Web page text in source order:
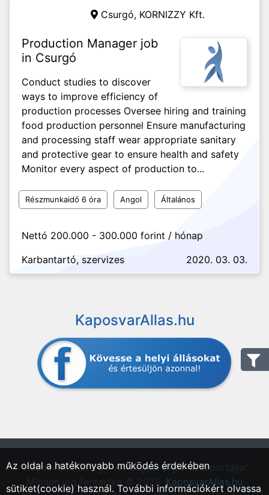
Csurgó, KORNIZZY Kft.
Production Manager job
in Csurgó
Conduct studies to discover
ways to improve efficiency of
production processes Oversee hiring and training
food production personnel Ensure manufacturing
and processing staff wear appropriate sanitary
and protective gear to ensure health and safety
Monitor every aspect of production to...
Részmunkaidő 6 óra Angol Általános
Nettó 200.000 - 300.000 forint / hónap
Karbantartó, szervizes
2020. 03. 03.
KaposvarAllas.hu
"Kaposvár, Somogy vármegyei régió állásportálja"
Minden jog fentartva © 2026. KaposvarAllas.hu
Az oldal a hatékonyabb működés érdekében
sütiket(cookie) használ. További információkért olvassa